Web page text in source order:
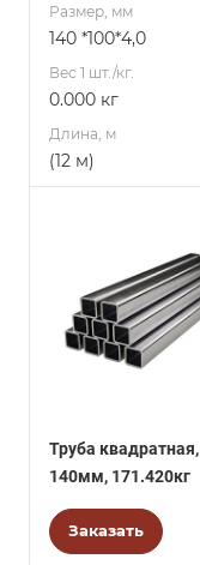
Размер, мм
140 *100*4,0
Вес 1 шт./кг.
0.000 кг
Длина, м
(12 м)
Труба квадратная,
140мм, 171.420кг
Заказать